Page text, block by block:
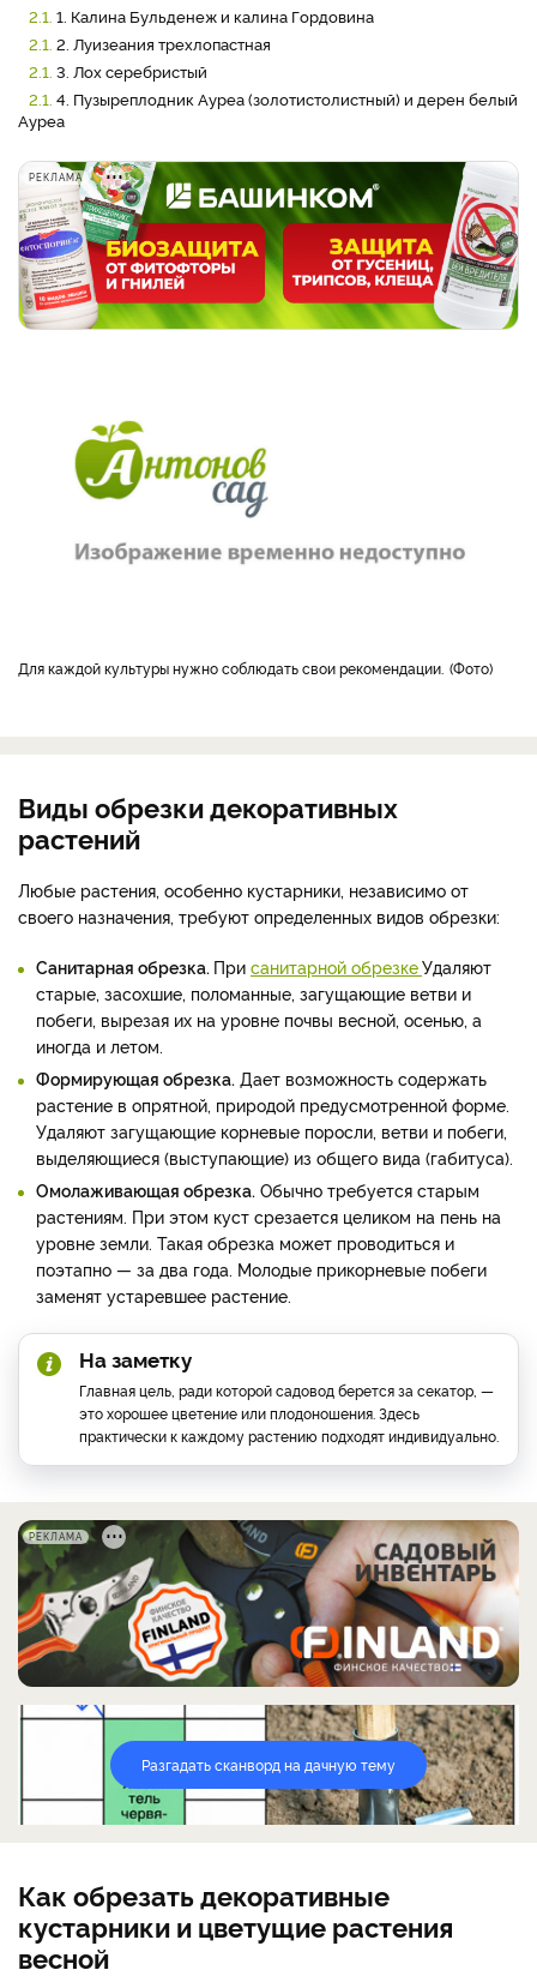
2.1. 1. Калина Бульденеж и калина Гордовина
2.1. 2. Луизеания трехлопастная
2.1. 3. Лох серебристый
2.1. 4. Пузыреплодник Ауреа (золотистолистный) и дерен белый
Ауреа
РЕКЛАМА
Для каждой культуры нужно соблюдать свои рекомендации. Фото
Виды обрезки декоративных
растений
Любые растения, особенно кустарники, независимо от
своего назначения, требуют определенных видов обрезки:
Санитарная обрезка. При санитарной обрезкеУдаляют
старые, засохшие, поломанные, загущающие ветви и
побеги, вырезая их на уровне почвы весной, осенью, а
иногда и летом.
Формирующая обрезка. Дает возможность содержать
растение в опрятной, природой предусмотренной форме.
Удаляют загущающие корневые поросли, ветви и побеги,
выделяющиеся (выступающие) из общего вида (габитуса).
Омолаживающая обрезка. Обычно требуется старым
растениям. При этом куст срезается целиком на пень на
уровне земли. Такая обрезка может проводиться и
поэтапно — за два года. Молодые прикорневые побеги
заменят устаревшее растение.
На заметку
Главная цель, ради которой садовод берется за секатор, —
это хорошее цветение или плодоношения. Здесь
практически к каждому растению подходят индивидуально.
РЕКЛАМА
Разгадать сканворд на дачную тему
Как обрезать декоративные
кустарники и цветущие растения
весной